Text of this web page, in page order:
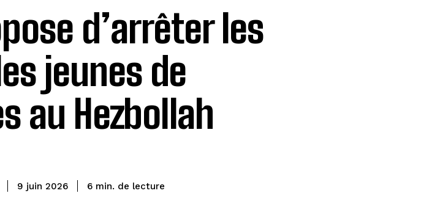
d’arrêter les
jeunes de
au Hezbollah
9 juin 2026 6 min. de lecture